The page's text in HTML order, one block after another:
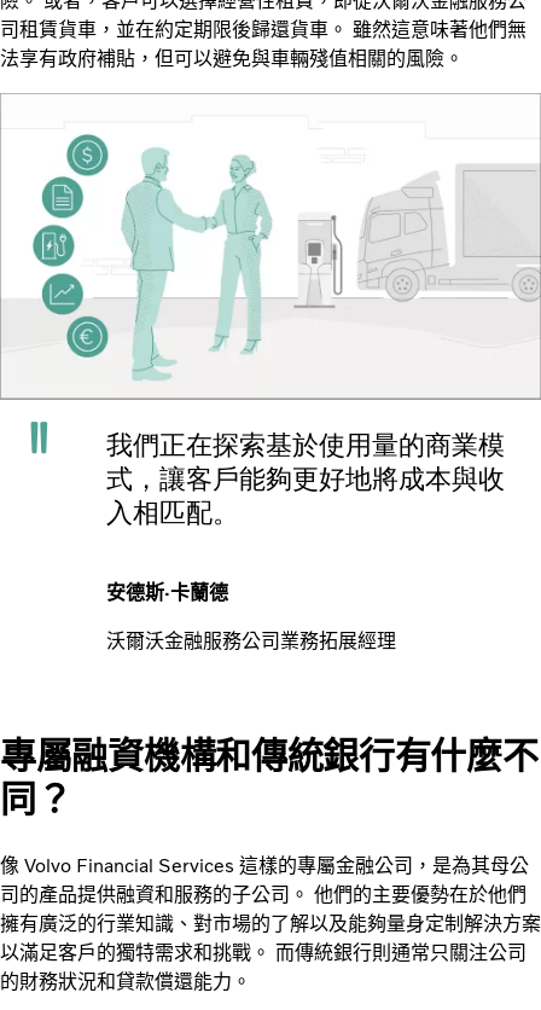
司租賃貨車，並在約定期限後歸還貨車。 雖然這意味著他們無
法享有政府補貼，但可以避免與車輛殘值相關的風險。
我們正在探索基於使用量的商業模
式，讓客戶能夠更好地將成本與收
入相匹配。
安德斯·卡蘭德
沃爾沃金融服務公司業務拓展經理
專屬融資機構和傳統銀行有什麼不
同？
像 Volvo Financial Services 這樣的專屬金融公司，是為其母公
司的產品提供融資和服務的子公司。 他們的主要優勢在於他們
擁有廣泛的行業知識、對市場的了解以及能夠量身定制解決方案
以滿足客戶的獨特需求和挑戰。 而傳統銀行則通常只關注公司
的財務狀況和貸款償還能力。